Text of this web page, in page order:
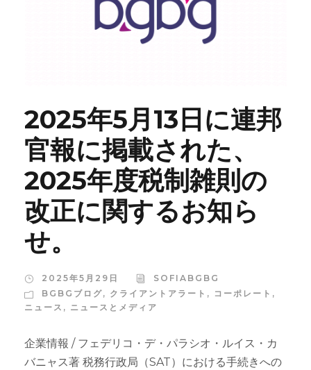
2025年5月13日に連邦
官報に掲載された、
2025年度税制雑則の
改正に関するお知ら
せ。
2025年5月29日
SOFIABGBG
BGBGブログ, クライアントアラート , コーポレート ,
ニュース , ニュースとメディア
企業情報 / フェデリコ・デ・パラシオ・ルイス・カ
バニャス著 税務行政局（SAT）における手続きへの